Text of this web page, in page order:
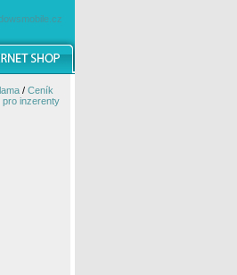
/ Ceník
pro inzerenty